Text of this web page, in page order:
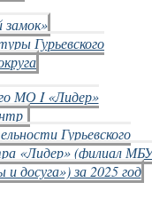
замок»
Гурьевского
МО I «Лидер»
Гурьевского
«Лидер» (филиал
досуга») за 2025 год